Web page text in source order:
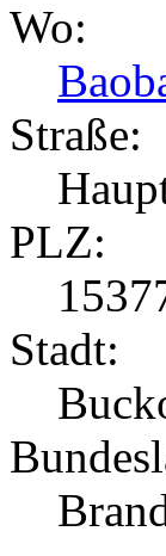
Wo:
Straße:
PLZ:
Stadt: